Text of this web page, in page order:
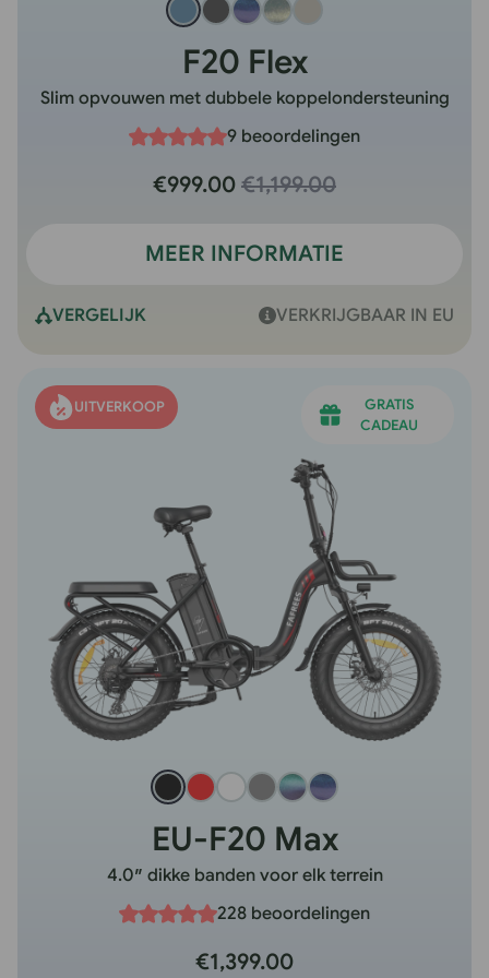
F20 Flex
Slim opvouwen met dubbele koppelondersteuning
9 beoordelingen
€999.00 €1,199.00
MEER INFORMATIE
VERGELIJK VERKRIJGBAAR IN EU
UITVERKOOP
GRATIS
CADEAU
EU-F20 Max
4.0″ dikke banden voor elk terrein
228 beoordelingen
€1,399.00